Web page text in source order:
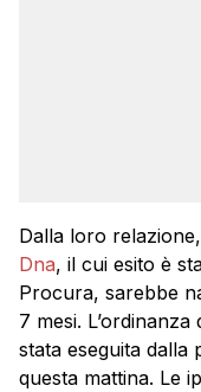
Dalla loro
Dna, il cui esito è
Procura, sarebbe
7 mesi.
stata eseguita dalla
questa mattina. Le